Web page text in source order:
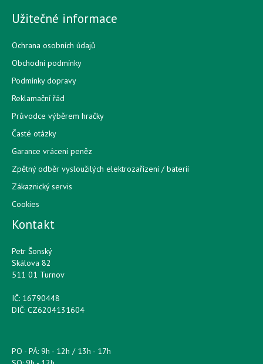
Užitečné informace
Ochrana osobních údajů
Obchodní podmínky
Podmínky dopravy
Reklamační řád
Průvodce výběrem hračky
Časté otázky
Garance vrácení peněz
Zpětný odběr vysloužilých elektrozařízení / bateríí
Zákaznický servis
Cookies
Kontakt
Petr Šonský
Skálova 82
511 01 Turnov
IČ: 16790448
DIČ: CZ6204131604
PO - PÁ: 9h - 12h / 13h - 17h